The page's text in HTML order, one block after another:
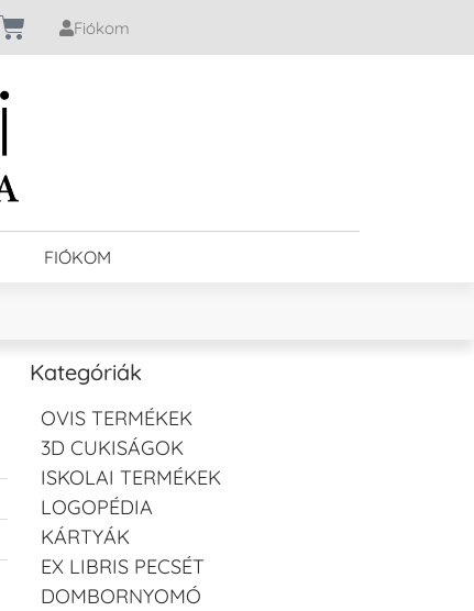
Fiókom
FIÓKOM
Kategóriák
OVIS TERMÉKEK
3D CUKISÁGOK
ISKOLAI TERMÉKEK
LOGOPÉDIA
KÁRTYÁK
EX LIBRIS PECSÉT
DOMBORNYOMÓ